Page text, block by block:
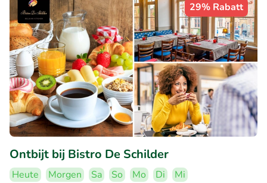
29% Rabatt
Ontbijt bij Bistro De Schilder
Heute Morgen Sa So Mo Di
Mi